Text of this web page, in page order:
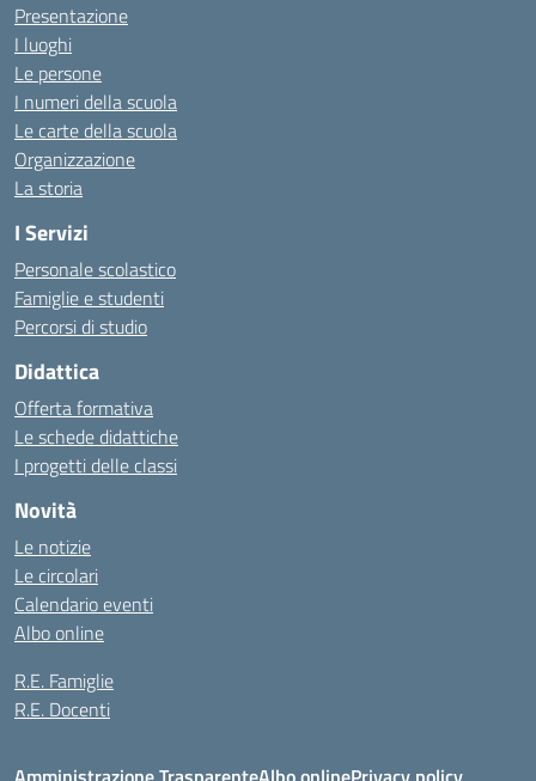
Presentazione
I luoghi
Le persone
I numeri della scuola
Le carte della scuola
Organizzazione
La storia
I Servizi
Personale scolastico
Famiglie e studenti
Percorsi di studio
Didattica
Offerta formativa
Le schede didattiche
I progetti delle classi
Novità
Le notizie
Le circolari
Calendario eventi
Albo online
R.E. Famiglie
R.E. Docenti